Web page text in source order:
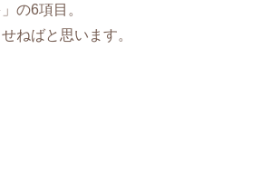
の6項目。
ねばと思います。